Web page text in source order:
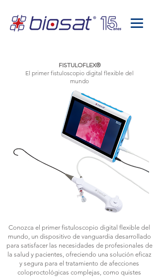
FISTULOFLEX®
El primer fistuloscopio digital flexible del
mundo
Conozca el primer fistuloscopio digital flexible del
mundo, un dispositivo de vanguardia desarrollado
para satisfacer las necesidades de profesionales de
la salud y pacientes, ofreciendo una solución eficaz
y segura para el tratamiento de afecciones
coloproctológicas complejas, como quistes